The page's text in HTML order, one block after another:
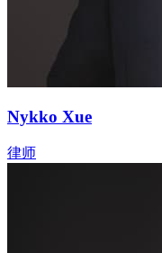
Nykko Xue
律师